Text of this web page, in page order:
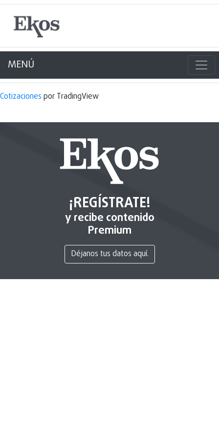
MENÚ
Cotizaciones por TradingView
¡REGÍSTRATE!
y recibe contenido
Premium
Déjanos tus datos aquí.